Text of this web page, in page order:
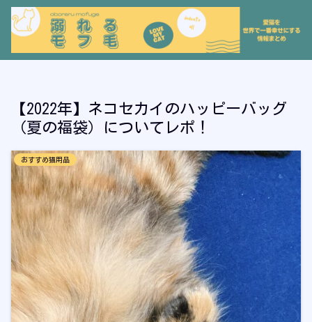
【2022年】ネコセカイのハッピーバッグ
（夏の福袋）についてレポ！
おすすめ猫用品